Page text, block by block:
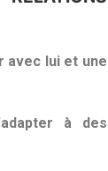
avec lui et une
à des